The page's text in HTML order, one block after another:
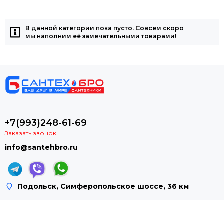
В данной категории пока пусто. Совсем скоро
мы наполним её замечательными товарами!
+7(993)248-61-69
Заказать звонок
info@santehbro.ru
Подольск, Симферопольское шоссе, 36 км